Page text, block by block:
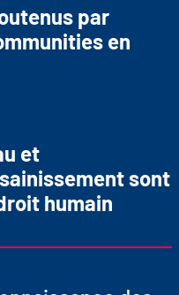
par
en
et
sont
humain